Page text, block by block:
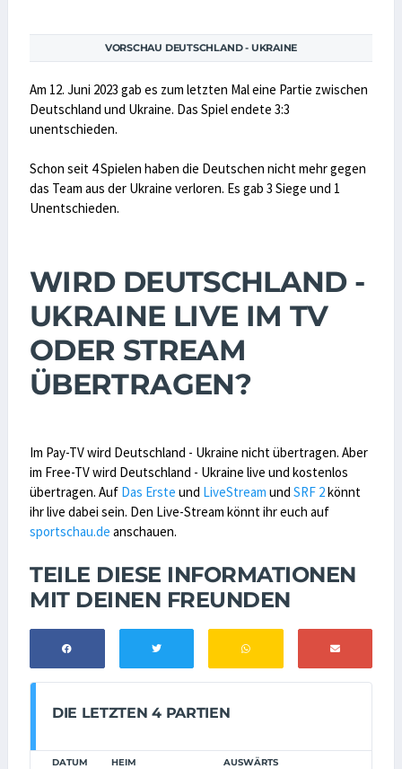
VORSCHAU DEUTSCHLAND - UKRAINE
Am 12. Juni 2023 gab es zum letzten Mal eine Partie zwischen
Deutschland und Ukraine. Das Spiel endete 3:3
unentschieden.
Schon seit 4 Spielen haben die Deutschen nicht mehr gegen
das Team aus der Ukraine verloren. Es gab 3 Siege und 1
Unentschieden.
WIRD DEUTSCHLAND -
UKRAINE LIVE IM TV
ODER STREAM
ÜBERTRAGEN?
Im Pay-TV wird Deutschland - Ukraine nicht übertragen. Aber
im Free-TV wird Deutschland - Ukraine live und kostenlos
übertragen. Auf Das Erste und LiveStream und SRF 2könnt
ihr live dabei sein. Den Live-Stream könnt ihr euch auf
sportschau.de anschauen.
TEILE DIESE INFORMATIONEN
MIT DEINEN FREUNDEN
DIE LETZTEN 4 PARTIEN
DATUM HEIM AUSWÄRTS